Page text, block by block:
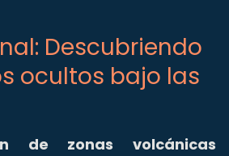
Descubriendo
ocultos bajo las
de zonas volcánicas